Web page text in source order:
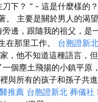
下？ “ - 這是什麼樣的
。 主要是關於男人的渴
邊，跟隨我的祖父，是
在那里工作。 台胞證新北
，他不知道這種語言，
個塵土飛揚的小鎮平原
與所有的孩子和孫子共
推薦 台胞證新北 葬儀社